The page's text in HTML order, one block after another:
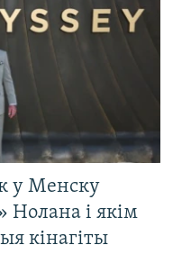
у Менску
Нолана і якім
кінагіты